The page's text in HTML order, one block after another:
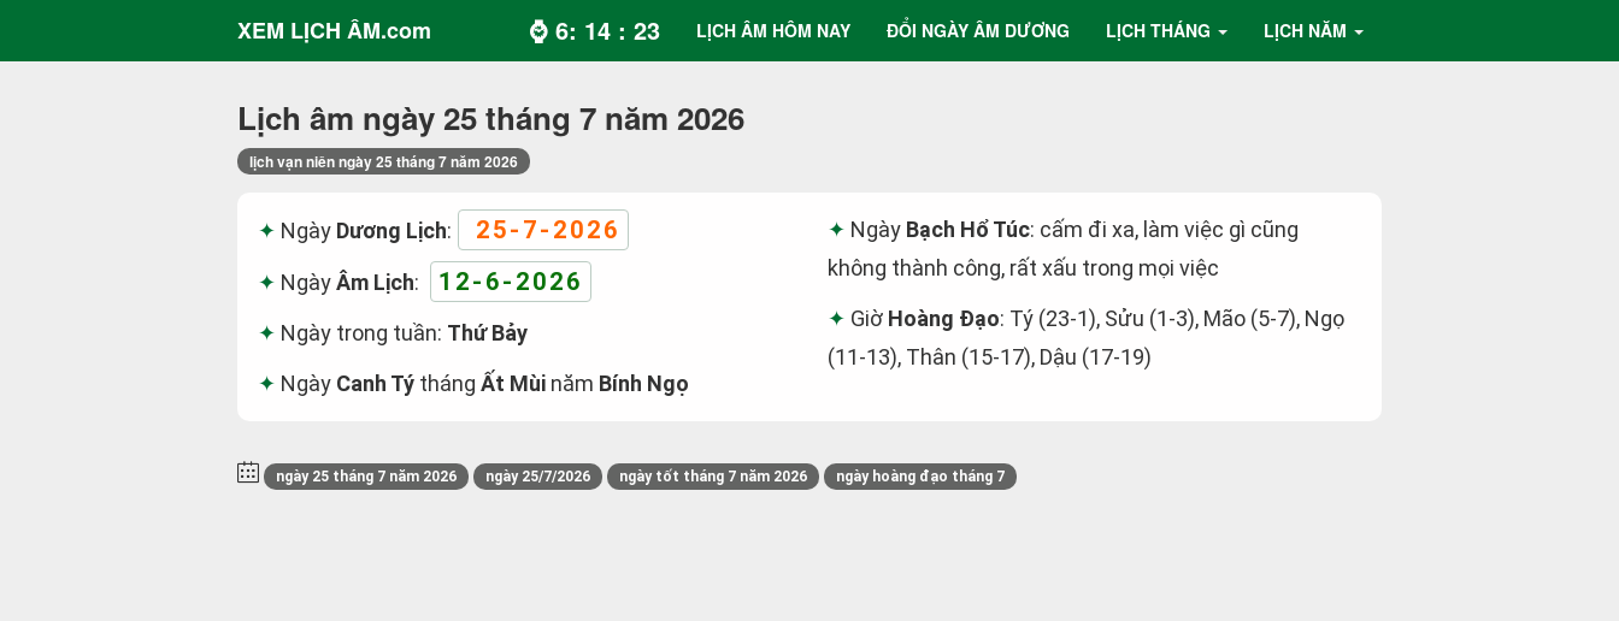
XEM LỊCH ÂM.com ⌚ 6: 14 : 24 LỊCH ÂM HÔM NAY ĐỔI NGÀY ÂM DƯƠNG LỊCH THÁNG LỊCH NĂM
Lịch âm ngày 25 tháng 7 năm 2026
lịch vạn niên ngày 25 tháng 7 năm 2026
Ngày Dương Lịch: 25-7-2026
NgàyÂm Lịch: 12-6-2026
Ngày trong tuần: Thứ Bảy
Ngày Canh Tý tháng Ất Mùi năm Bính Ngọ
Ngày Bạch Hổ Túc: cấm đi xa, làm việc gì cũng
không thành công, rất xấu trong mọi việc
Giờ Hoàng Đạo: Tý (23-1), Sửu (1-3), Mão (5-7), Ngọ
(11-13), Thân (15-17), Dậu (17-19)
ngày 25 tháng 7 năm 2026 ngày 25/7/2026 ngày tốt tháng 7 năm 2026 ngày hoàng đạo tháng 7